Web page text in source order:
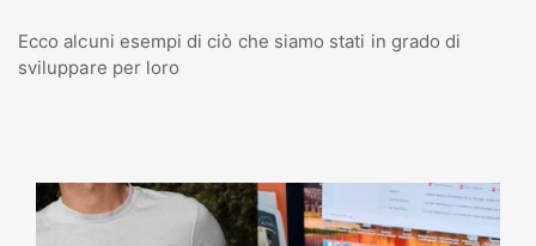
Ecco alcuni esempi di ciò che siamo stati in grado di
sviluppare per loro